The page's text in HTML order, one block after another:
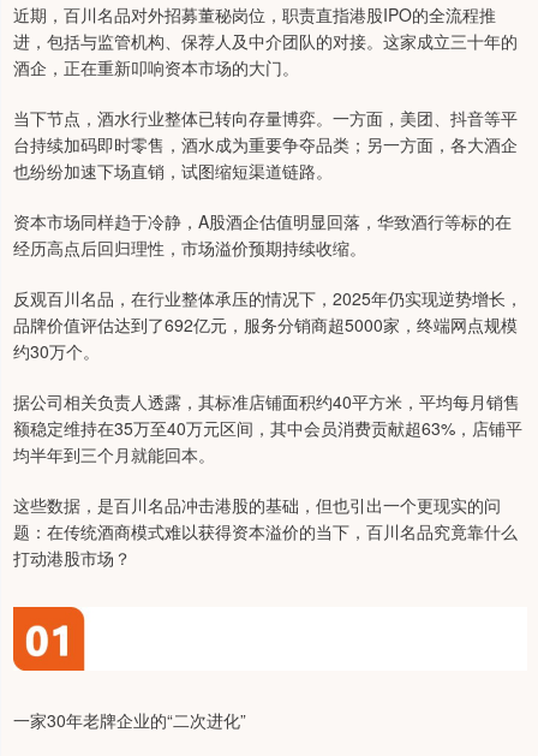
近期，百川名品对外招募董秘岗位，职责直指港股IPO的全流程推
进，包括与监管机构、保荐人及中介团队的对接。这家成立三十年的
酒企，正在重新叩响资本市场的大门。
当下节点，酒水行业整体已转向存量博弈。一方面，美团、抖音等平
台持续加码即时零售，酒水成为重要争夺品类；另一方面，各大酒企
也纷纷加速下场直销，试图缩短渠道链路。
资本市场同样趋于冷静，A股酒企估值明显回落，华致酒行等标的在
经历高点后回归理性，市场溢价预期持续收缩。
反观百川名品，在行业整体承压的情况下，2025年仍实现逆势增长，
品牌价值评估达到了692亿元，服务分销商超5000家，终端网点规模
约30万个。
据公司相关负责人透露，其标准店铺面积约40平方米，平均每月销售
额稳定维持在35万至40万元区间，其中会员消费贡献超63%，店铺平
均半年到三个月就能回本。
这些数据，是百川名品冲击港股的基础，但也引出一个更现实的问
题：在传统酒商模式难以获得资本溢价的当下，百川名品究竟靠什么
打动港股市场？
一家30年老牌企业的“二次进化”